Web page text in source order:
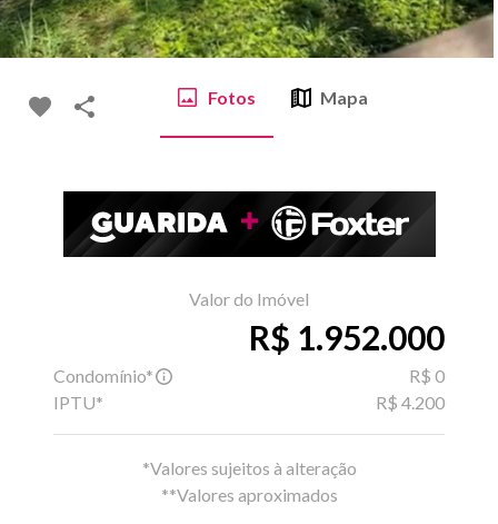
Fotos Mapa
Valor do Imóvel
R$ 1.952.000
Condomínio*
R$ 0
IPTU*
R$ 4.200
*Valores sujeitos à alteração
**Valores aproximados